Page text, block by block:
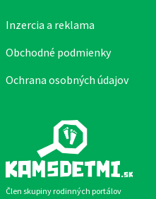
Člen skupiny rodinných portálov
Inzercia a reklama
Obchodné podmienky
Ochrana osobných údajov